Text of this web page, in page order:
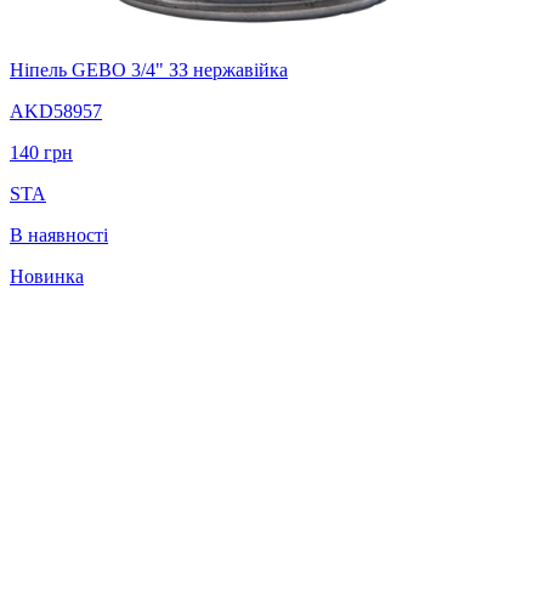
Ніпель GEBO 3/4" ЗЗ нержавійка
AKD58957
140 грн
STA
В наявності
Новинка